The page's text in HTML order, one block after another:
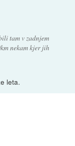
tam v zadnjem
nekam kjer jih
leta.